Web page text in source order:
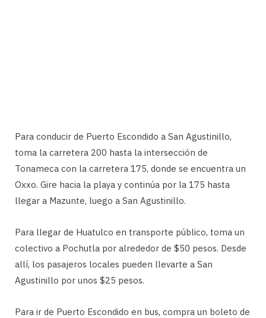
Para conducir de Puerto Escondido a San Agustinillo,
toma la carretera 200 hasta la intersección de
Tonameca con la carretera 175, donde se encuentra un
Oxxo. Gire hacia la playa y continúa por la 175 hasta
llegar a Mazunte, luego a San Agustinillo.
Para llegar de Huatulco en transporte público, toma un
colectivo a Pochutla por alrededor de $50 pesos. Desde
allí, los pasajeros locales pueden llevarte a San
Agustinillo por unos $25 pesos.
Para ir de Puerto Escondido en bus, compra un boleto de